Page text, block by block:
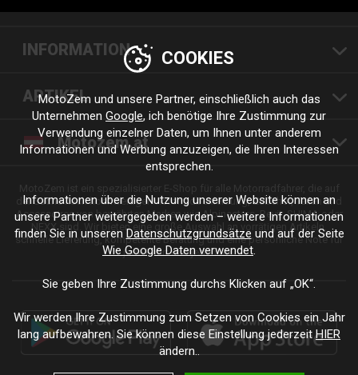
INFORMATION
ARTIKEL
Motozem.at
der Suche nach hochwertiger Motorradbekleidung, Zubehör, Teilen und
Accessoires von bewährten Marken wie Alpinestars, Revit, SHIMA oder
NEXX sind. Wir bieten eine große Auswahl an vorrätigen Artikeln,
schnelle Lieferung, kompetente Beratung und eine persönliche Note für
jede Fahrt und jeden Stil.
COOKIES
MotoZem und unsere Partner, einschließlich auch das
Unternehmen Google, ich benötige Ihre Zustimmung zur
Verwendung einzelner Daten, um Ihnen unter anderem
Informationen und Werbung anzuzeigen, die Ihren Interessen
entsprechen.
Informationen über die Nutzung unserer Website können an
unsere Partner weitergegeben werden – weitere Informationen
finden Sie in unseren Datenschutzgrundsätze und auf der Seite
Wie Google Daten verwendet.
Sie geben Ihre Zustimmung durchs Klicken auf „OK“.
Wir werden Ihre Zustimmung zum Setzen von Cookies ein Jahr
lang aufbewahren. Sie können diese Einstellung jederzeitHIER
ändern..